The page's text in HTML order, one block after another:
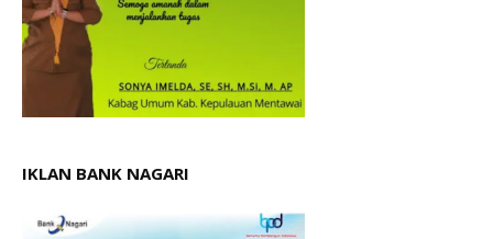
IKLAN BANK NAGARI